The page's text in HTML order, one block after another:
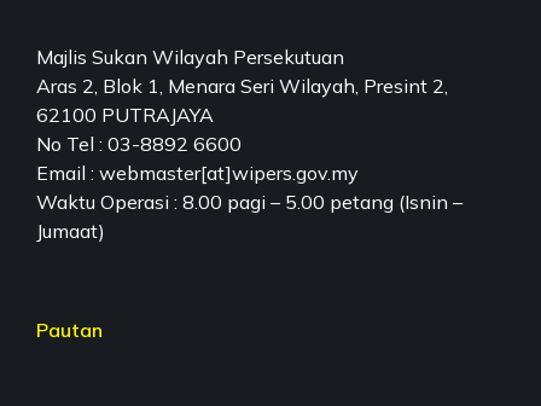
Majlis Sukan Wilayah Persekutuan
Aras 2, Blok 1, Menara Seri Wilayah, Presint 2,
62100 PUTRAJAYA
No Tel : 03-8892 6600
Email : webmaster[at]wipers.gov.my
Waktu Operasi : 8.00 pagi – 5.00 petang (Isnin –
Jumaat)
Pautan